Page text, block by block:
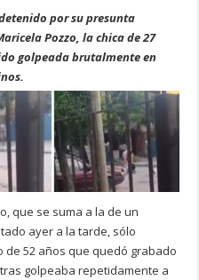
por su presunta
Pozzo, la chica de 27
golpeada brutalmente en
que se suma a la de un
ayer a la tarde, sólo
52 años que quedó grabado
golpeaba repetidamente a